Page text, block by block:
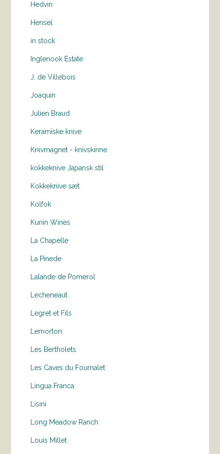
Hedvin
Hensel
in stock
Inglenook Estate
J. de Villebois
Joaquin
Julien Braud
Keramiske knive
Knivmagnet - knivskinne
kokkeknive Japansk stil
Kokkeknive sæt
Kolfok
Kunin Wines
La Chapelle
La Pinede
Lalande de Pomerol
Lecheneaut
Legret et Fils
Lemorton
Les Bertholets
Les Caves du Fournalet
Lingua Franca
Lisini
Long Meadow Ranch
Louis Millet